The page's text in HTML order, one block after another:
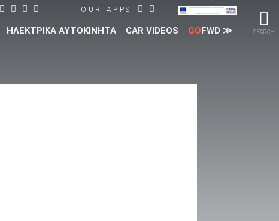
SEARCH
OUR APPS
ΗΛΕΚΤΡΙΚΑ ΑΥΤΟΚΙΝΗΤΑ CAR VIDEOS GOFWD ≫